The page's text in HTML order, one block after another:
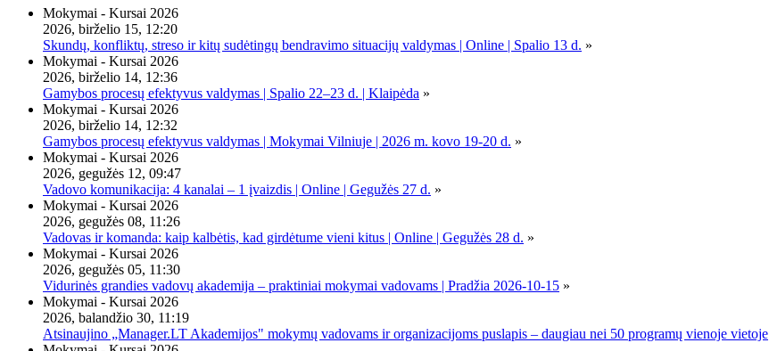
Mokymai - Kursai 2026
2026, birželio 15, 12:20
Skundų, konfliktų, streso ir kitų sudėtingų bendravimo situacijų valdymas | Online | Spalio 13 d. »
Mokymai - Kursai 2026
2026, birželio 14, 12:36
Gamybos procesų efektyvus valdymas | Spalio 22–23 d. | Klaipėda »
Mokymai - Kursai 2026
2026, birželio 14, 12:32
Gamybos procesų efektyvus valdymas | Mokymai Vilniuje | 2026 m. kovo 19-20 d. »
Mokymai - Kursai 2026
2026, gegužės 12, 09:47
Vadovo komunikacija: 4 kanalai – 1 įvaizdis | Online | Gegužės 27 d. »
Mokymai - Kursai 2026
2026, gegužės 08, 11:26
Vadovas ir komanda: kaip kalbėtis, kad girdėtume vieni kitus | Online | Gegužės 28 d. »
Mokymai - Kursai 2026
2026, gegužės 05, 11:30
Vidurinės grandies vadovų akademija – praktiniai mokymai vadovams | Pradžia 2026-10-15 »
Mokymai - Kursai 2026
2026, balandžio 30, 11:19
Atsinaujino „Manager.LT Akademijos" mokymų vadovams ir organizacijoms puslapis – daugiau nei 50 programų vienoje vietoje